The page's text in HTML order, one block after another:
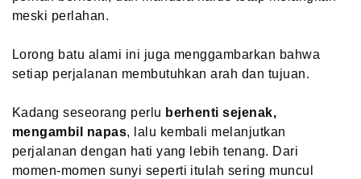
meski perlahan.
Lorong batu alami ini juga menggambarkan bahwa
setiap perjalanan membutuhkan arah dan tujuan.
Kadang seseorang perlu berhenti sejenak,
mengambil napas, lalu kembali melanjutkan
perjalanan dengan hati yang lebih tenang. Dari
momen-momen sunyi seperti itulah sering muncul